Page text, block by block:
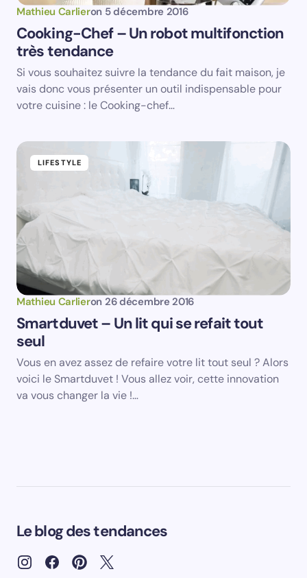
Mathieu Carlieron 5 décembre 2016
Cooking-Chef – Un robot multifonction
très tendance
Si vous souhaitez suivre la tendance du fait maison, je
vais donc vous présenter un outil indispensable pour
votre cuisine : le Cooking-chef…
LIFESTYLE
Mathieu Carlieron 26 décembre 2016
Smartduvet – Un lit qui se refait tout
seul
Vous en avez assez de refaire votre lit tout seul ? Alors
voici le Smartduvet ! Vous allez voir, cette innovation
va vous changer la vie !…
Le blog des tendances